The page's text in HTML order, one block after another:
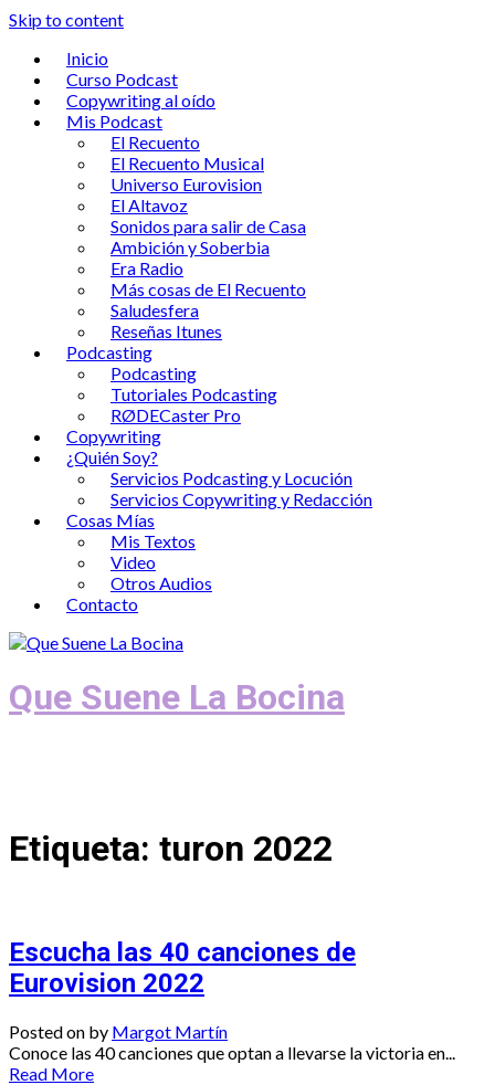
Skip to content
Inicio
Curso Podcast
Copywriting al oído
Mis Podcast
El Recuento
El Recuento Musical
Universo Eurovision
El Altavoz
Sonidos para salir de Casa
Ambición y Soberbia
Era Radio
Más cosas de El Recuento
Saludesfera
Reseñas Itunes
Podcasting
Podcasting
Tutoriales Podcasting
RØDECaster Pro
Copywriting
¿Quién Soy?
Servicios Podcasting y Locución
Servicios Copywriting y Redacción
Cosas Mías
Mis Textos
Video
Otros Audios
Contacto
Que Suene La Bocina
Etiqueta: turon 2022
Escucha las 40 canciones de
Eurovision 2022
Posted on by Margot Martín
Conoce las 40 canciones que optan a llevarse la victoria en...
Read More